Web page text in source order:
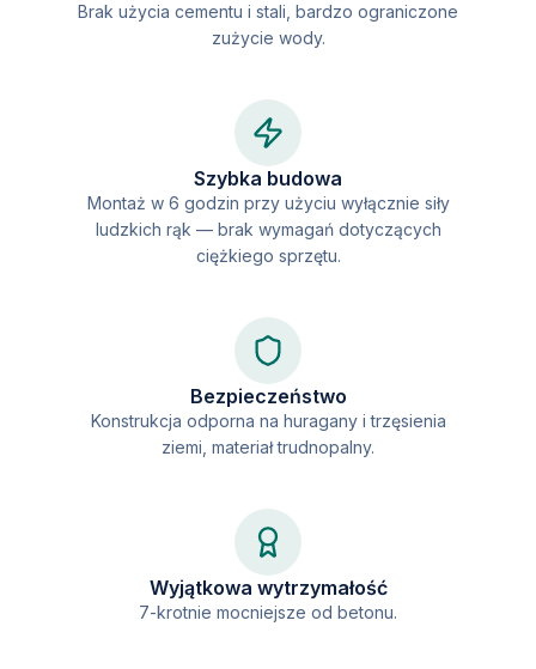
Brak użycia cementu i stali, bardzo ograniczone
zużycie wody.
Szybka budowa
Montaż w 6 godzin przy użyciu wyłącznie siły
ludzkich rąk — brak wymagań dotyczących
ciężkiego sprzętu.
Bezpieczeństwo
Konstrukcja odporna na huragany i trzęsienia
ziemi, materiał trudnopalny.
Wyjątkowa wytrzymałość
7-krotnie mocniejsze od betonu.